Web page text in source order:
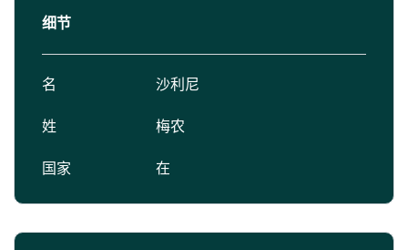
细节
名 沙利尼
姓 梅农
国家 在